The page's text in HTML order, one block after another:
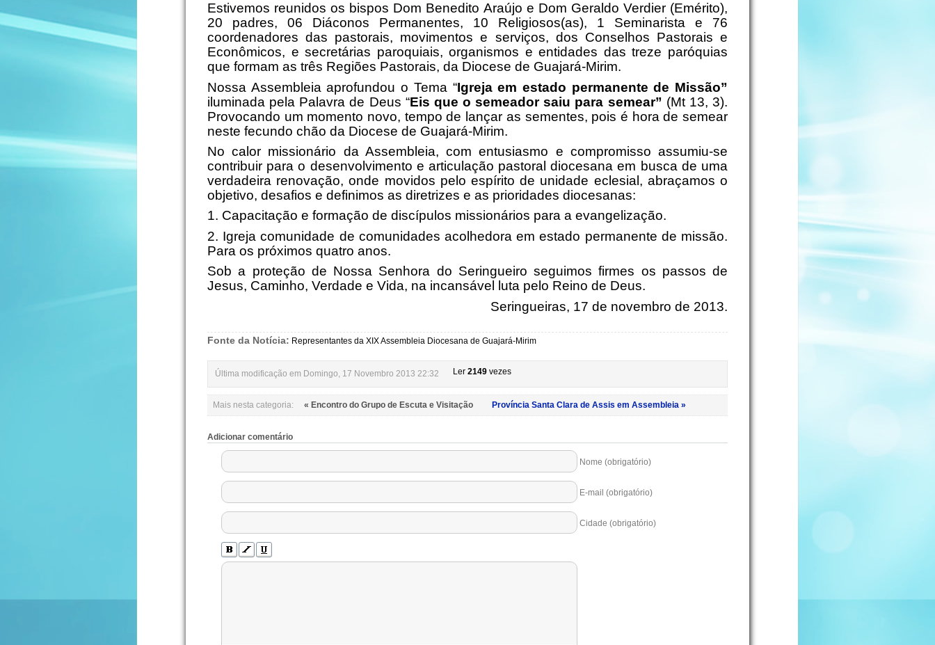
Estivemos reunidos os bispos Dom Benedito Araújo e Dom Geraldo Verdier (Emérito),
20 padres, 06 Diáconos Permanentes, 10 Religiosos(as), 1 Seminarista e 76
coordenadores das pastorais, movimentos e serviços, dos Conselhos Pastorais e
Econômicos, e secretárias paroquiais, organismos e entidades das treze paróquias
que formam as três Regiões Pastorais, da Diocese de Guajará-Mirim.
Nossa Assembleia aprofundou o Tema “Igreja em estado permanente de Missão”
iluminada pela Palavra de Deus “Eis que o semeador saiu para semear” (Mt 13, 3).
Provocando um momento novo, tempo de lançar as sementes, pois é hora de semear
neste fecundo chão da Diocese de Guajará-Mirim.
No calor missionário da Assembleia, com entusiasmo e compromisso assumiu-se
contribuir para o desenvolvimento e articulação pastoral diocesana em busca de uma
verdadeira renovação, onde movidos pelo espírito de unidade eclesial, abraçamos o
objetivo, desafios e definimos as diretrizes e as prioridades diocesanas:
1. Capacitação e formação de discípulos missionários para a evangelização.
2. Igreja comunidade de comunidades acolhedora em estado permanente de missão.
Para os próximos quatro anos.
Sob a proteção de Nossa Senhora do Seringueiro seguimos firmes os passos de
Jesus, Caminho, Verdade e Vida, na incansável luta pelo Reino de Deus.
Seringueiras, 17 de novembro de 2013.
Fonte da Notícia: Representantes da XIX Assembleia Diocesana de Guajará-Mirim
Ler 2149 vezes
Última modificação em Domingo, 17 Novembro 2013 22:32
Mais nesta categoria: « Encontro do Grupo de Escuta e Visitação Província Santa Clara de Assis em Assembleia »
Adicionar comentário
Nome (obrigatório)
E-mail (obrigatório)
Cidade (obrigatório)